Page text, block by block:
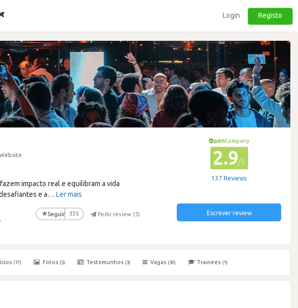
Login Registo
impacto real e equilibram a vida
e a… Ler mais
★Seguir 335 Pedir review (5)
penCompany
2.9/5
137 Reviews
Escrever review
(17) Fotos (5) Testemunhos (3) Vagas (39) Trainees (1)